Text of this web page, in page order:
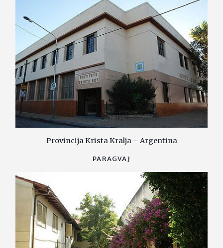
Provincija Krista Kralja – Argentina
PARAGVAJ